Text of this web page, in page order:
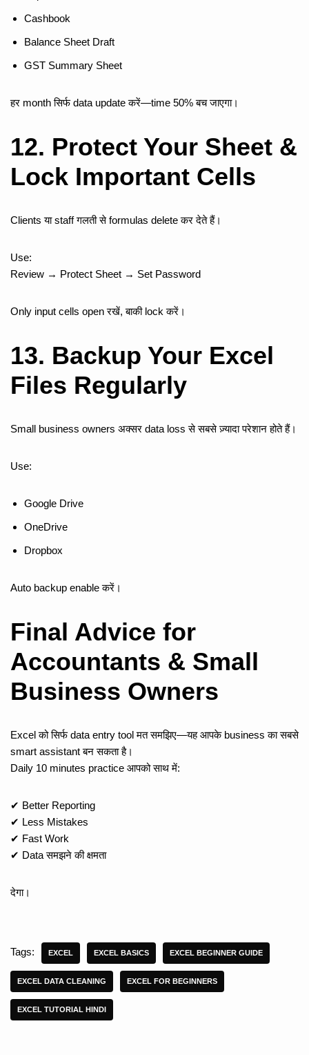
Cashbook
Balance Sheet Draft
GST Summary Sheet
हर month सिर्फ data update करें—time 50% बच जाएगा।
12. Protect Your Sheet &
Lock Important Cells
Clients या staff गलती से formulas delete कर देते हैं।
Use:
Review → Protect Sheet → Set Password
Only input cells open रखें, बाकी lock करें।
13. Backup Your Excel
Files Regularly
Small business owners अक्सर data loss से सबसे ज़्यादा परेशान होते हैं।
Use:
Google Drive
OneDrive
Dropbox
Auto backup enable करें।
Final Advice for
Accountants & Small
Business Owners
Excel को सिर्फ data entry tool मत समझिए—यह आपके business का सबसे
smart assistant बन सकता है।
Daily 10 minutes practice आपको साथ में:
✔ Better Reporting
✔ Less Mistakes
✔ Fast Work
✔ Data समझने की क्षमता
देगा।
Tags: EXCEL EXCEL BASICS EXCEL BEGINNER GUIDE
EXCEL DATA CLEANING EXCEL FOR BEGINNERS
EXCEL TUTORIAL HINDI